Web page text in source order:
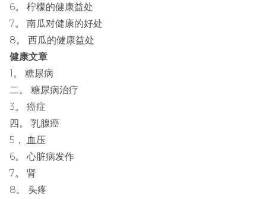
6。 柠檬的健康益处
7。 南瓜对健康的好处
8。 西瓜的健康益处
健康文章
1。 糖尿病
二。 糖尿病治疗
3。 癌症
四。 乳腺癌
5， 血压
6。 心脏病发作
7。 肾
8。 头疼